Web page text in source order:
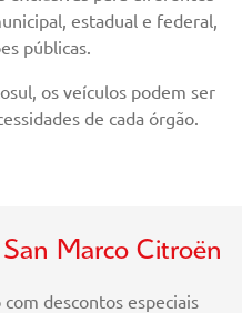
estadual e federal,
públicas.
os veículos podem ser
de cada órgão.
Marco Citroën
descontos especiais